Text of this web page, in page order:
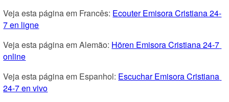
Veja esta página em Francês: Ecouter Emisora Cristiana 24-
7 en ligne
Veja esta página em Alemão: Hören Emisora Cristiana 24-7
online
Veja esta página em Espanhol: Escuchar Emisora Cristiana
24-7 en vivo